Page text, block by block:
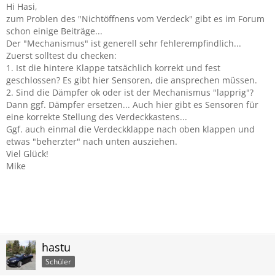
Hi Hasi,
zum Problen des "Nichtöffnens vom Verdeck" gibt es im Forum
schon einige Beiträge...
Der "Mechanismus" ist generell sehr fehlerempfindlich...
Zuerst solltest du checken:
1. Ist die hintere Klappe tatsächlich korrekt und fest
geschlossen? Es gibt hier Sensoren, die ansprechen müssen.
2. Sind die Dämpfer ok oder ist der Mechanismus "lapprig"?
Dann ggf. Dämpfer ersetzen... Auch hier gibt es Sensoren für
eine korrekte Stellung des Verdeckkastens...
Ggf. auch einmal die Verdeckklappe nach oben klappen und
etwas "beherzter" nach unten ausziehen.
Viel Glück!
Mike
hastu
Schüler